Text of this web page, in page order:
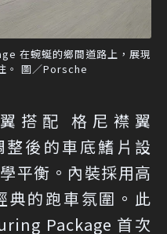
在蜿蜒的鄉間道路上，展現
。 圖／Porsche
搭配 格尼襟翼
整後的車底鰭片設
平衡。內裝採用高
典的跑車氛圍。此
Package 首次